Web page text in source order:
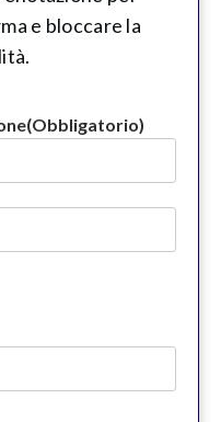
e bloccare la
(Obbligatorio)